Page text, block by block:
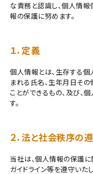
山形のお土産から選ぶ
ご利用ガイド
特定商取引法について
お問い合わせ
な責務と認識し、個人情
報の保護に努めます。
１．定義
個人情報とは、生存する個
まれる氏名、生年月日そ
ことができるもの、及び、
す。
２．法と社会秩序の
当社は、個人情報の保護
ガイドライン等を遵守いたし